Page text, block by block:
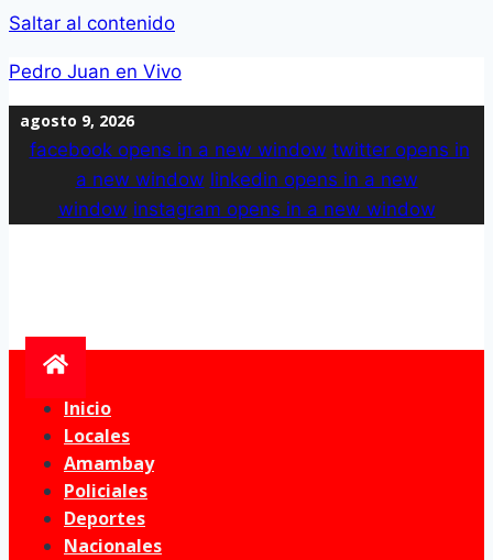
Saltar al contenido
Pedro Juan en Vivo
agosto 9, 2026
facebookopens in a new window twitteropens in
a new window linkedin opens in a new
window instagram opens in a new window
Inicio
Locales
Amambay
Policiales
Deportes
Nacionales